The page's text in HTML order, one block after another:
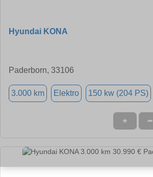
Hyundai KONA
Paderborn, 33106
3.000 km Elektro 150 kw (204 PS)
★ ➦